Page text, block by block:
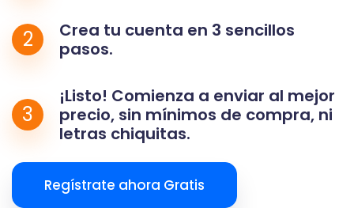
2
Crea tu cuenta en 3 sencillos
pasos.
3
¡Listo! Comienza a enviar al mejor
precio, sin mínimos de compra, ni
letras chiquitas.
Regístrate ahora Gratis